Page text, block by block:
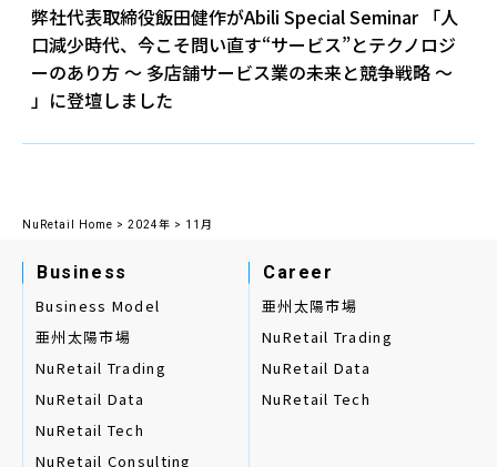
亜州太陽市場
NuRetail Trading
NuRetail Data
NuRetail Tech
Team
Corporate Profile
弊社代表取締役飯田健作がAbili Special Seminar 「人
口減少時代、今こそ問い直す“サービス”とテクノロジ
ーのあり方 〜 多店舗サービス業の未来と競争戦略 〜
」に登壇しました
NuRetail Home > 2024年 > 11月
Business
Business Model
亜州太陽市場
NuRetail Trading
NuRetail Data
NuRetail Tech
NuRetail Consulting
Career
亜州太陽市場
NuRetail Trading
NuRetail Data
NuRetail Tech